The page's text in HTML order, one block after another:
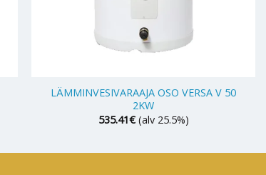
LÄMMINVESIVARAAJA OSO VERSA V 50
2KW
535.41€ (alv 25.5%)